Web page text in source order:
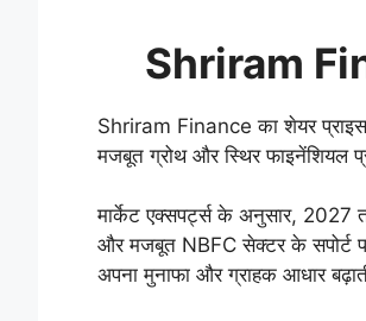
Shriram
Shriram Finance का शेयर प्राइस
मजबूत ग्रोथ और स्थिर फाइनेंशियल
मार्केट एक्सपर्ट्स के अनुसार,
और मजबूत NBFC सेक्टर के सपोर्ट
अपना मुनाफा और ग्राहक आधार